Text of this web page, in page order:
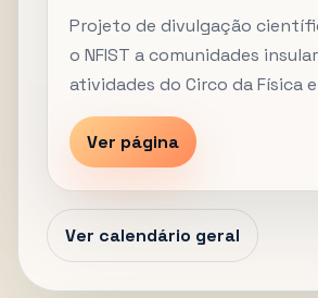
Projeto de divulgação
o NFIST a comunidades
atividades do Circo da Física
Ver página
Ver calendário geral